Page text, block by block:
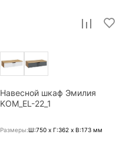
Навесной шкаф Эмилия
KOM_EL-22_1
Размеры:Ш:750 x Г:362 x В:173 мм